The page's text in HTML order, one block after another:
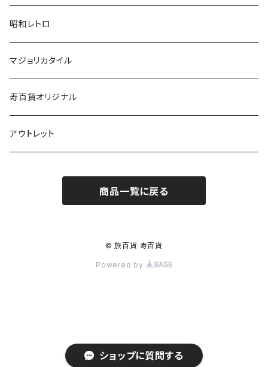
ショップに質問する
昭和レトロ
マジョリカタイル
寿百貨オリジナル
アウトレット
商品一覧に戻る
© 旅百貨 寿百貨
Powered by